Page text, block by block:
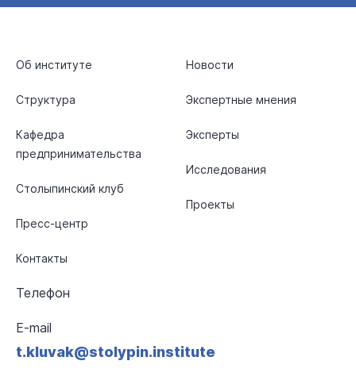
Об институте
Структура
Кафедра
предпринимательства
Столыпинский клуб
Пресс-центр
Контакты
Новости
Экспертные мнения
Эксперты
Исследования
Проекты
Телефон
E-mail
t.kluvak@stolypin.institute